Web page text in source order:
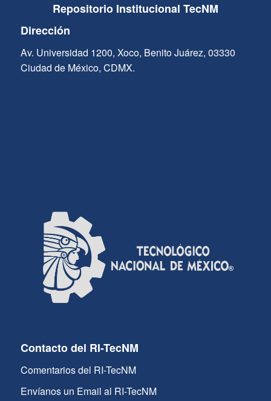
Repositorio Institucional TecNM
Dirección
Av. Universidad 1200, Xoco, Benito Juárez, 03330
Ciudad de México, CDMX.
Contacto del RI-TecNM
Comentarios del RI-TecNM
Envíanos un Email al RI-TecNM